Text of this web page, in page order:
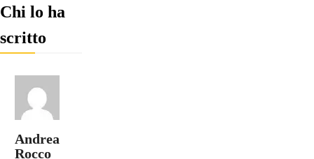
Chi lo ha
scritto
Andrea
Rocco